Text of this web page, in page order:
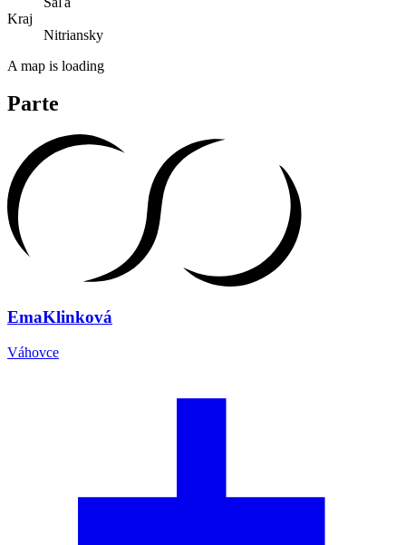
Kraj
Nitriansky
A map is loading
Parte
EmaKlinková
Váhovce